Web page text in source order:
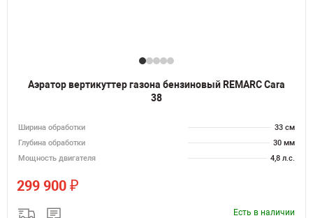
Аэратор вертикуттер газона бензиновый REMARC Cara
38
Ширина обработки
33 см
Глубина обработки
30 мм
Мощность двигателя
4,8 л.с.
299 900 ₽
Есть в наличии